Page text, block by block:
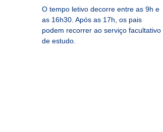
O tempo letivo decorre entre as 9h e
as 16h30. Após as 17h, os pais
podem recorrer ao serviço facultativo
de estudo.